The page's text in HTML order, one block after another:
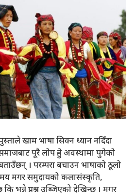
खाम भाषा सिक्न ध्यान नदिँदा
पूरै लोप हुने अवस्थामा पुगेको
। परम्परा बचाउन भाषाको ठूलो
मगर समुदायको कलासंस्कृति,
भन्ने प्रश्न उब्जिएको देखिन्छ । मगर